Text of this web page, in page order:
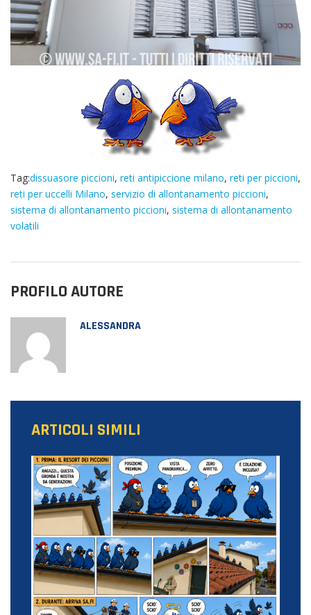
Tag:dissuasore piccioni, reti antipiccione milano, reti per piccioni,
reti per uccelli Milano, servizio di allontanamento piccioni,
sistema di allontanamento piccioni, sistema di allontanamento
volatili
PROFILO AUTORE
ALESSANDRA
ARTICOLI SIMILI